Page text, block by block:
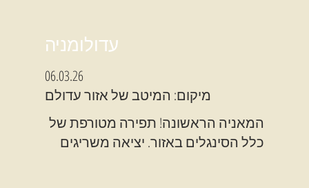
עדולומניה
06.03.26
מיקום: המיטב של אזור עדולם
המאניה הראשונה! תפירה מטורפת של
כלל הסינגלים באזור. יציאה משריגים